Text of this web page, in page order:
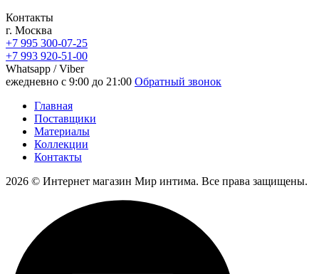
Контакты
г. Москва
+7 995 300-07-25
+7 993 920-51-00
Whatsapp / Viber
ежедневно с 9:00 до 21:00 Обратный звонок
Главная
Поставщики
Материалы
Коллекции
Контакты
2026 © Интернет магазин Мир интима. Все права защищены.